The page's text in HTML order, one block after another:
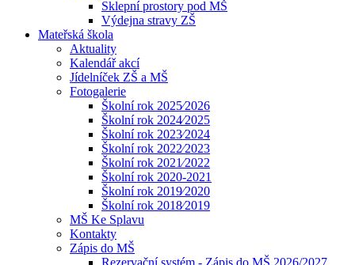
Sklepní prostory pod MŠ
Výdejna stravy ZŠ
Mateřská škola
Aktuality
Kalendář akcí
Jídelníček ZŠ a MŠ
Fotogalerie
Školní rok 2025⁄2026
Školní rok 2024⁄2025
Školní rok 2023⁄2024
Školní rok 2022⁄2023
Školní rok 2021⁄2022
Školní rok 2020-2021
Školní rok 2019⁄2020
Školní rok 2018⁄2019
MŠ Ke Splavu
Kontakty
Zápis do MŠ
Rezervační systém - Zápis do MŠ 2026/2027